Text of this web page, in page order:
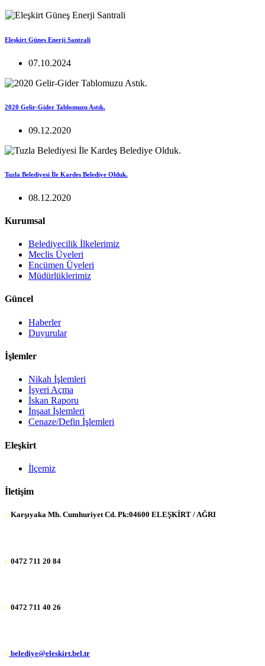
Eleşkirt Güneş Enerji Santrali
07.10.2024
2020 Gelir-Gider Tablomuzu Astık.
09.12.2020
Tuzla Belediyesi İle Kardeş Belediye Olduk.
08.12.2020
Kurumsal
Belediyecilik İlkelerimiz
Meclis Üyeleri
Encümen Üyeleri
Müdürlüklerimiz
Güncel
Haberler
Duyurular
İşlemler
Nikah İşlemleri
İşyeri Açma
İskan Raporu
İnşaat İşlemleri
Cenaze/Defin İşlemleri
Eleşkirt
İlçemiz
İletişim
: Karşıyaka Mh. Cumhuriyet Cd. Pk:04600 ELEŞKİRT / AĞRI
: 0472 711 20 84
: 0472 711 40 26
: belediye@eleskirt.bel.tr